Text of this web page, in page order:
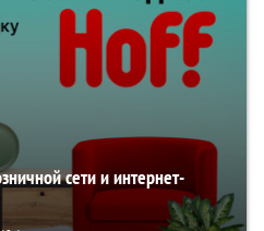
сети и интернет-